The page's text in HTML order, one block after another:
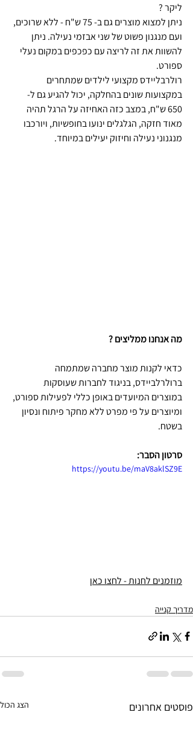
ליקר ?
ניתן למצוא מוצרים גם ב- 75 ש"ח - ללא שרוכים,
ועם מנגנון פשוט של שני אבזמי נעילה. ניתן
להשוות את זה לריצה עם כפכפים במקום נעלי
ספורט.
רולרבליידס מקצועי לילדים שמתחרים
במקצועות שונים בהחלקה, יכול להגיע גם ל-
650 ש"ח, במצב כזה האחיזה על הרגל תהיה
מאוד חזקה, הגלגלים ינועו בחופשיות, ויורכבו
מנגנוני נעילה וחיזוק יעילים במיוחד.
מה אנחנו ממליצים ?
כדאי לקנות מוצר מחברה שמתמחה
ברולרלביידס, בניגוד לחברות שעוסקות
במוצרים המיועדים באופן כללי לפעילות ספורט,
ומיוצרים על פי מפרט ללא מחקר פיתוח ונסיון
בשטח.
סרטון הסבר:
https://youtu.be/maV8aklSZ9E
מוזמנים לחנות - לחצו כאן
מדריך קנייה
פוסטים אחרונים הצג הכול